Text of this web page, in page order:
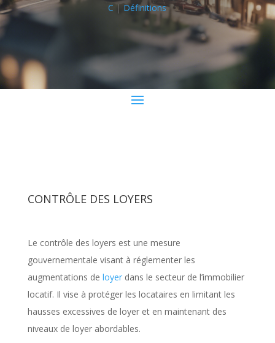
C |Définitions
CONTRÔLE DES LOYERS
Le contrôle des loyers est une mesure
gouvernementale visant à réglementer les
augmentations de loyerdans le secteur de l’immobilier
locatif. Il vise à protéger les locataires en limitant les
hausses excessives de loyer et en maintenant des
niveaux de loyer abordables.